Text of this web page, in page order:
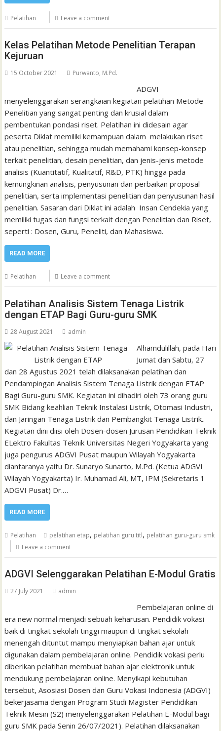
Pelatihan Leave a comment
Kelas Pelatihan Metode Penelitian Terapan
Kejuruan
15 October 2021 Purwanto, M.Pd.
ADGVI
menyelenggarakan serangkaian kegiatan pelatihan Metode
Penelitian yang sangat penting dan krusial dalam
pembentukan pondasi riset. Pelatihan ini didesain agar
peserta Diklat memiliki kemampuan dalam melakukan riset
atau penelitian, sehingga mudah memahami konsep-konsep
terkait penelitian, desain penelitian, dan jenis-jenis metode
analisis (Kuantitatif, Kualitatif, R&D, PTK) hingga pada
kemungkinan analisis, penyusunan dan perbaikan proposal
penelitian, serta implementasi penelitian dan penyusunan hasil
penelitian. Sasaran dari Diklat ini adalah Insan Cendekia yang
memiliki tugas dan fungsi terkait dengan Penelitian dan Riset,
seperti : Dosen, Guru, Peneliti, dan Mahasiswa.
READ MORE
Pelatihan Leave a comment
Pelatihan Analisis Sistem Tenaga Listrik
dengan ETAP Bagi Guru-guru SMK
28 August 2021 admin
Alhamdulillah, pada Hari
Jumat dan Sabtu, 27
dan 28 Agustus 2021 telah dilaksanakan pelatihan dan
Pendampingan Analisis Sistem Tenaga Listrik dengan ETAP
Bagi Guru-guru SMK. Kegiatan ini dihadiri oleh 73 orang guru
SMK Bidang keahlian Teknik Instalasi Listrik, Otomasi Industri,
dan Jaringan Tenaga Listrik dan Pembangkit Tenaga Listrik..
Kegiatan dini diisi oleh Dosen-dosen Jurusan Pendidikan Teknik
ELektro Fakultas Teknik Universitas Negeri Yogyakarta yang
juga pengurus ADGVI Pusat maupun Wilayah Yogyakarta
diantaranya yaitu Dr. Sunaryo Sunarto, M.Pd. (Ketua ADGVI
Wilayah Yogyakarta) Ir. Muhamad Ali, MT, IPM (Sekretaris 1
ADGVI Pusat) Dr.…
READ MORE
Pelatihan pelatihan etap, pelatihan guru titl, pelatihan guru-guru smk
Leave a comment
ADGVI Selenggarakan Pelatihan E-Modul Gratis
27 July 2021 admin
Pembelajaran online di
era new normal menjadi sebuah keharusan. Pendidik vokasi
baik di tingkat sekolah tinggi maupun di tingkat sekolah
menengah dituntut mampu menyiapkan bahan ajar untuk
digunakan dalam pembelajaran online. Pendidik vokasi perlu
diberikan pelatihan membuat bahan ajar elektronik untuk
mendukung pembelajaran online. Menyikapi kebutuhan
tersebut, Asosiasi Dosen dan Guru Vokasi Indonesia (ADGVI)
bekerjasama dengan Program Studi Magister Pendidikan
Teknik Mesin (S2) menyelenggarakan Pelatihan E-Modul bagi
guru SMK pada Senin 26/07/2021). Pelatihan dilaksanakan